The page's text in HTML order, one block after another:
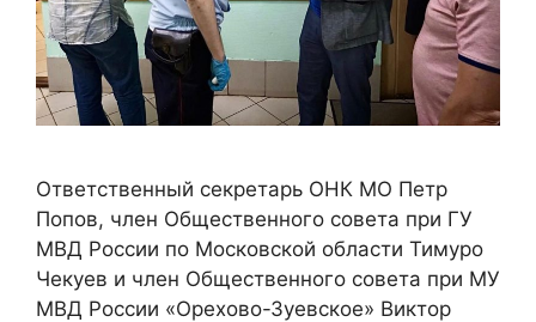
Ответственный секретарь ОНК МО Петр
Попов, член Общественного совета при ГУ
МВД России по Московской области Тимуро
Чекуев и член Общественного совета при МУ
МВД России «Орехово-Зуевское» Виктор